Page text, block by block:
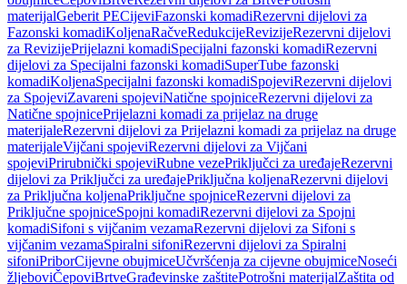
materijalGeberit PECijeviFazonski komadiRezervni dijelovi za
Fazonski komadiKoljenaRačveRedukcijeRevizijeRezervni dijelovi
za RevizijePrijelazni komadiSpecijalni fazonski komadiRezervni
dijelovi za Specijalni fazonski komadiSuperTube fazonski
komadiKoljenaSpecijalni fazonski komadiSpojeviRezervni dijelovi
za SpojeviZavareni spojeviNatične spojniceRezervni dijelovi za
Natične spojnicePrijelazni komadi za prijelaz na druge
materijaleRezervni dijelovi za Prijelazni komadi za prijelaz na druge
materijaleVijčani spojeviRezervni dijelovi za Vijčani
spojeviPrirubnički spojeviRubne vezePriključci za uređajeRezervni
dijelovi za Priključci za uređajePriključna koljenaRezervni dijelovi
za Priključna koljenaPriključne spojniceRezervni dijelovi za
Priključne spojniceSpojni komadiRezervni dijelovi za Spojni
komadiSifoni s vijčanim vezamaRezervni dijelovi za Sifoni s
vijčanim vezamaSpiralni sifoniRezervni dijelovi za Spiralni
sifoniPriborCijevne obujmiceUčvršćenja za cijevne obujmiceNoseći
žljeboviČepoviBrtveGrađevinske zaštitePotrošni materijalZaštita od